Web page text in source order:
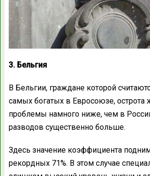
3. Бельгия
В Бельгии, граждане которой
самых богатых в Евросоюзе, острота
проблемы намного ниже, чем в
разводов существенно больше.
Здесь значение коэффициента
рекордных 71%. В этом случае